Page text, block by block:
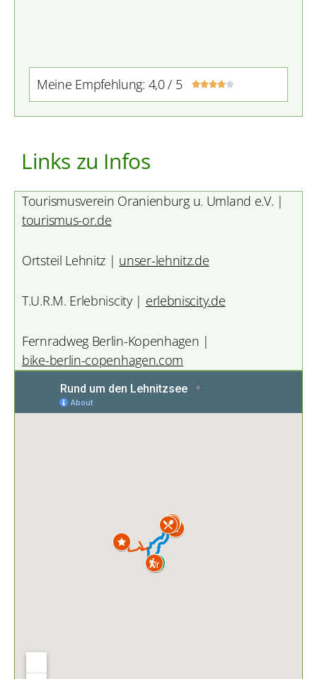
Meine Empfehlung: 4,0 / 5 
Links zu Infos
Tourismusverein Oranienburg u. Umland e.V. |
tourismus-or.de
Ortsteil Lehnitz | unser-lehnitz.de
T.U.R.M. Erlebniscity | erlebniscity.de
Fernradweg Berlin-Kopenhagen |
bike-berlin-copenhagen.com